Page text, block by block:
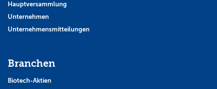
Hauptversammlung
Unternehmen
Unternehmensmitteilungen
Branchen
Biotech-Aktien